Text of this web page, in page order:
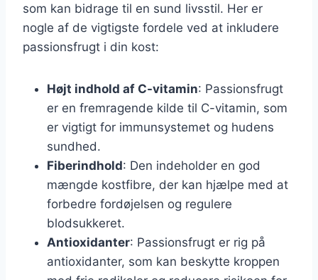
som kan bidrage til en sund livsstil. Her er
nogle af de vigtigste fordele ved at inkludere
passionsfrugt i din kost:
Højt indhold af C-vitamin: Passionsfrugt
er en fremragende kilde til C-vitamin, som
er vigtigt for immunsystemet og hudens
sundhed.
Fiberindhold: Den indeholder en god
mængde kostfibre, der kan hjælpe med at
forbedre fordøjelsen og regulere
blodsukkeret.
Antioxidanter: Passionsfrugt er rig på
antioxidanter, som kan beskytte kroppen